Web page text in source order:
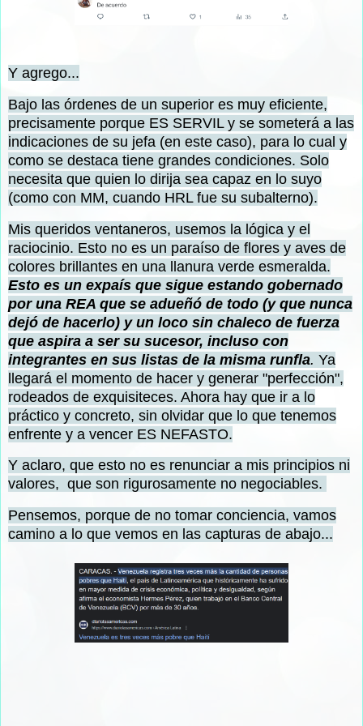
Y agrego...
Bajo las órdenes de un superior es muy eficiente,
precisamente porque ES SERVIL y se someterá a las
indicaciones de su jefa (en este caso), para lo cual y
como se destaca tiene grandes condiciones. Solo
necesita que quien lo dirija sea capaz en lo suyo
(como con MM, cuando HRL fue su subalterno).
Mis queridos ventaneros, usemos la lógica y el
raciocinio. Esto no es un paraíso de flores y aves de
colores brillantes en una llanura verde esmeralda.
Esto es un expaís que sigue estando gobernado
por una REA que se adueñó de todo (y que nunca
dejó de hacerlo) y un loco sin chaleco de fuerza
que aspira a ser su sucesor, incluso con
integrantes en sus listas de la misma runfla. Ya
llegará el momento de hacer y generar "perfección",
rodeados de exquisiteces. Ahora hay que ir a lo
práctico y concreto, sin olvidar que lo que tenemos
enfrente y a vencer ES NEFASTO.
Y aclaro, que esto no es renunciar a mis principios ni
valores, que son rigurosamente no negociables.
Pensemos, porque de no tomar conciencia, vamos
camino a lo que vemos en las capturas de abajo...